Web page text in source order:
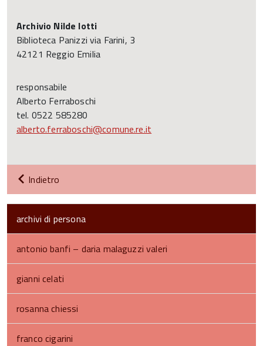
Archivio Nilde Iotti
Biblioteca Panizzi via Farini, 3
42121 Reggio Emilia
responsabile
Alberto Ferraboschi
tel. 0522 585280
alberto.ferraboschi@comune.re.it
Indietro
archivi di persona
antonio banfi – daria malaguzzi valeri
gianni celati
rosanna chiessi
franco cigarini